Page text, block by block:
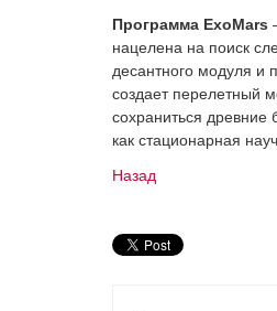
Программа ExoMars
нацелена на поиск
десантного модуля и
создает перелетный
сохраниться
как стационарная
Назад